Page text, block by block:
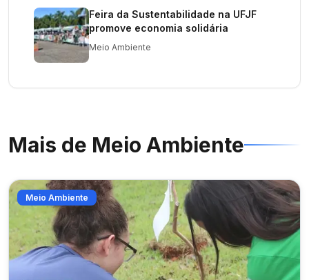
Feira da Sustentabilidade na UFJF
promove economia solidária
Meio Ambiente
Mais de Meio Ambiente
Meio Ambiente